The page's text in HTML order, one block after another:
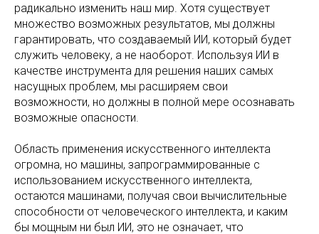
радикально изменить наш мир. Хотя существует
множество возможных результатов, мы должны
гарантировать, что создаваемый ИИ, который будет
служить человеку, а не наоборот. Используя ИИ в
качестве инструмента для решения наших самых
насущных проблем, мы расширяем свои
возможности, но должны в полной мере осознавать
возможные опасности.
Область применения искусственного интеллекта
огромна, но машины, запрограммированные с
использованием искусственного интеллекта,
остаются машинами, получая свои вычислительные
способности от человеческого интеллекта, и каким
бы мощным ни был ИИ, это не означает, что